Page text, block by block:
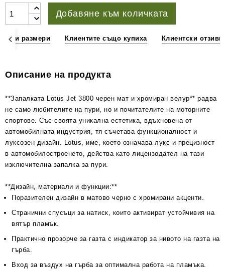
Добавяне към количката
и размери Клиентите също купиха Клиентски отзиви
Описание на продукта
**Запалката Lotus Jet 3800 черен мат и хромиран велур** радва
не само любителите на пури, но и почитателите на моторните
спортове. Със своята уникална естетика, вдъхновена от
автомобилната индустрия, тя съчетава функционалност и
луксозен дизайн. Lotus, име, което означава лукс и прецизност
в автомобилостроенето, действа като лицензодател на тази
изключителна запалка за пури.
**Дизайн, материали и функции:**
Поразителен дизайн в матово черно с хромирани акценти.
Странични спусъци за натиск, които активират устойчивия на
вятър пламък.
Практично прозорче за газта с индикатор за нивото на газта на
гърба.
Вход за въздух на гърба за оптимална работа на пламъка.